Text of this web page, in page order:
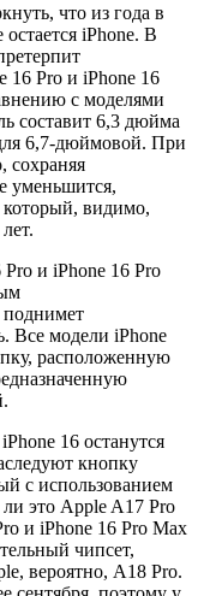
что из года в
iPhone. В
16 Pro и iPhone 16
с моделями
составит 6,3 дюйма
6,7-дюймовой. При
сохраняя
уменьшится,
который, видимо,
и iPhone 16 Pro
поднимет
Все модели iPhone
расположенную
16 останутся
кнопку
с использованием
это Apple A17 Pro
и iPhone 16 Pro Max
чипсет,
вероятно, A18 Pro.